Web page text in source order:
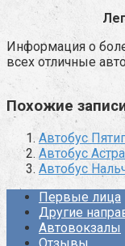
Информация о
всех отличные
Похожие
Автобус
Автобус
Автобус
Первые лица
Другие
Автовокзалы